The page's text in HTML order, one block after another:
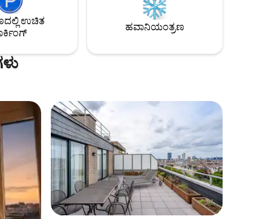
ಉಚಿತ
ಹವಾನಿಯಂತ್ರಣ